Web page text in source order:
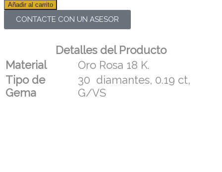
Añadir al carrito
CONTACTE CON UN ASESOR
Detalles del Producto
Material
Oro Rosa 18 K.
Tipo de
Gema
30 diamantes, 0.19 ct,
G/VS